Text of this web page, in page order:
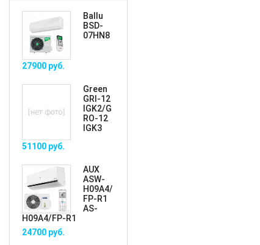
Ballu
BSD-
07HN8
27900 руб.
Green
GRI-12
IGK2/G
RO-12
IGK3
51100 руб.
AUX
ASW-
H09A4/
FP-R1
AS-
H09A4/FP-R1
24700 руб.